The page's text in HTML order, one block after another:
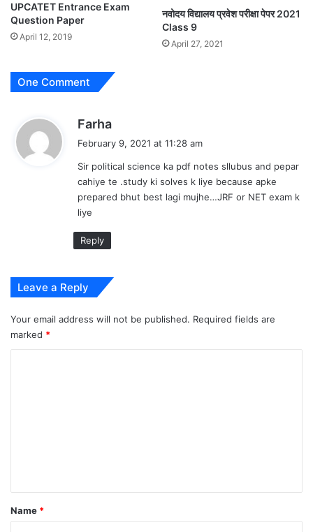
UPCATET Entrance Exam
Question Paper
April 12, 2019
नवोदय विद्यालय प्रवेश परीक्षा पेपर 2021
Class 9
April 27, 2021
One Comment
Farha
s
:
February 9, 2021 at 11:28 am
Sir political science ka pdf notes sllubus and pepar
cahiye te .study ki solves k liye because apke
prepared bhut best lagi mujhe…JRF or NET exam k
liye
Reply
Leave a Reply
Your email address will not be published. Required fields are
marked *
*
Name *